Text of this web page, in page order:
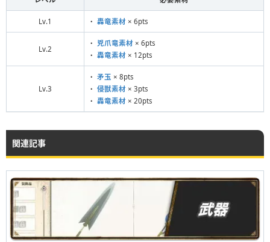
Lv.1 ・ 轟竜素材 × 6pts
Lv.2
・ 兇爪竜素材 × 6pts
・ 轟竜素材 × 12pts
Lv.3
・ 矛玉 × 8pts
・ 侵獣素材 × 3pts
・ 轟竜素材 × 20pts
関連記事